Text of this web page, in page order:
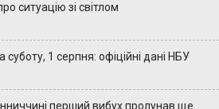
ситуацію зі світлом
суботу, 1 серпня: офіційні дані НБУ
перший вибух пролунав ще